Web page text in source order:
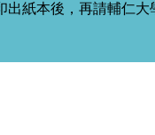
紙本後，再請輔仁大